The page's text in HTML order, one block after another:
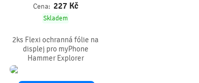
Cena: 227 Kč
Skladem
2ks Flexi ochranná fólie na
displej pro myPhone
Hammer Explorer